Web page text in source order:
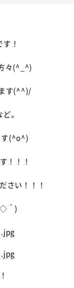
！
々(^_^)
す(^^)/
。
す(^o^)
！！！
さい！！！
＾)